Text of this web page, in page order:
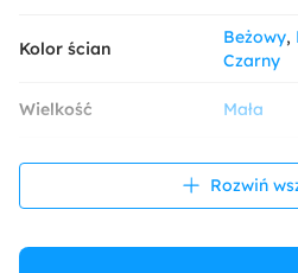
Kolor ścian
Beżowy
Czarny
Wielkość Mała
Rodzaj Bez okna
Walk-in
Rozwiń